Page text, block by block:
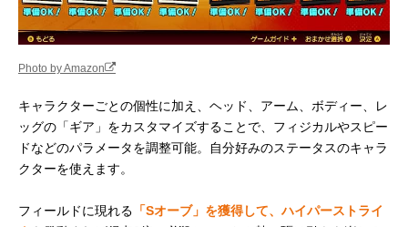
Photo by Amazon
キャラクターごとの個性に加え、ヘッド、アーム、ボディー、レ
ッグの「ギア」をカスタマイズすることで、フィジカルやスピー
ドなどのパラメータを調整可能。自分好みのステータスのキャラ
クターを使えます。
フィールドに現れる 「Sオーブ」を獲得して、ハイパーストライ